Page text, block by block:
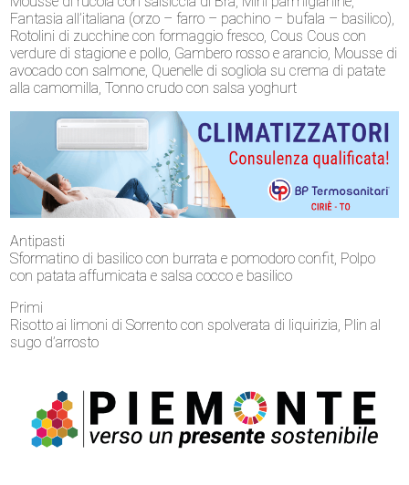
Fantasia all’italiana (orzo – farro – pachino – bufala – basilico),
Rotolini di zucchine con formaggio fresco, Cous Cous con
verdure di stagione e pollo, Gambero rosso e arancio, Mousse di
avocado con salmone, Quenelle di sogliola su crema di patate
alla camomilla, Tonno crudo con salsa yoghurt
Antipasti
Sformatino di basilico con burrata e pomodoro confit, Polpo
con patata affumicata e salsa cocco e basilico
Primi
Risotto ai limoni di Sorrento con spolverata di liquirizia, Plin al
sugo d’arrosto